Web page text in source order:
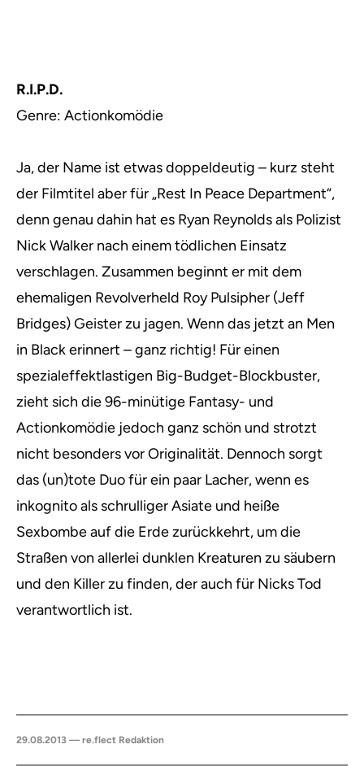
R.I.P.D.
Genre: Actionkomödie
Ja, der Name ist etwas doppeldeutig – kurz steht
der Filmtitel aber für „Rest In Peace Department“,
denn genau dahin hat es Ryan Reynolds als Polizist
Nick Walker nach einem tödlichen Einsatz
verschlagen. Zusammen beginnt er mit dem
ehemaligen Revolverheld Roy Pulsipher (Jeff
Bridges) Geister zu jagen. Wenn das jetzt an Men
in Black erinnert – ganz richtig! Für einen
spezialeffektlastigen Big-Budget-Blockbuster,
zieht sich die 96-minütige Fantasy- und
Actionkomödie jedoch ganz schön und strotzt
nicht besonders vor Originalität. Dennoch sorgt
das (un)tote Duo für ein paar Lacher, wenn es
inkognito als schrulliger Asiate und heiße
Sexbombe auf die Erde zurückkehrt, um die
Straßen von allerlei dunklen Kreaturen zu säubern
und den Killer zu finden, der auch für Nicks Tod
verantwortlich ist.
29.08.2013 — re.flect Redaktion